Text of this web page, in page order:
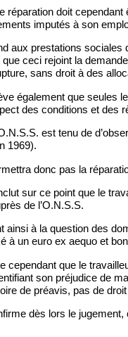
réparation doit
imputés à son
aux prestations sociales
ceci rejoint la
sans droit à des
également que seules
des conditions et des
est tenu de
1969).
donc pas la
sur ce point que le
de l’O.N.S.S.
ainsi à la question des
à un euro ex aequo et
cependant que le
son préjudice de
de préavis, pas de
dès lors le jugement,